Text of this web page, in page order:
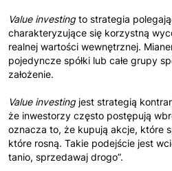
Value investingto strategia
charakteryzujące się korzystną
realnej wartości wewnętrznej.
pojedyncze spółki lub całe grupy
założenie.
Value investingjest strategią
że inwestorzy często postępują
oznacza to, że kupują akcje, które
które rosną. Takie podejście jest
tanio, sprzedawaj drogo”.